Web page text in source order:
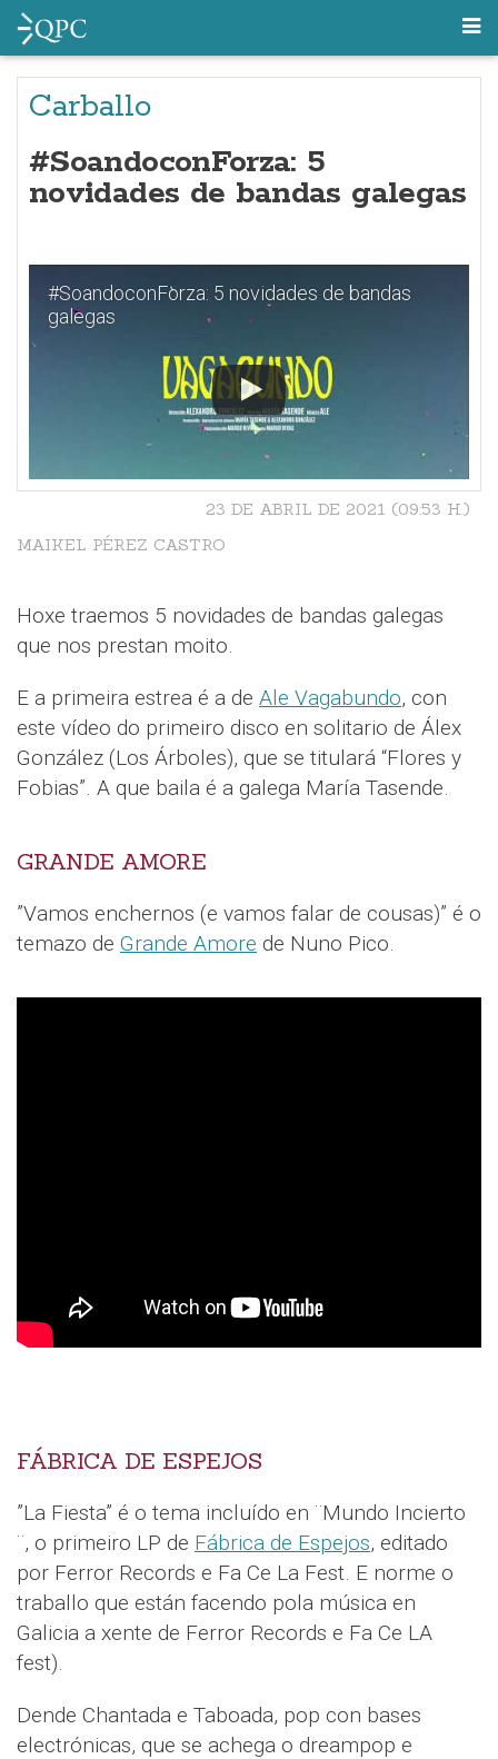
Carballo
#SoandoconForza: 5
novidades de bandas galegas
#SoandoconForza: 5 novidades de bandas
galegas
23 DE ABRIL DE 2021 (09:53 H.)
MAIKEL PÉREZ CASTRO
Hoxe traemos 5 novidades de bandas galegas
que nos prestan moito.
E a primeira estrea é a de Ale Vagabundo, con
este vídeo do primeiro disco en solitario de Álex
González (Los Árboles), que se titulará “Flores y
Fobias”. A que baila é a galega María Tasende.
GRANDE AMORE
”Vamos enchernos (e vamos falar de cousas)” é o
temazo de Grande Amore de Nuno Pico.
FÁBRICA DE ESPEJOS
”La Fiesta” é o tema incluído en ¨Mundo Incierto
¨, o primeiro LP de Fábrica de Espejos, editado
por Ferror Records e Fa Ce La Fest. E norme o
traballo que están facendo pola música en
Galicia a xente de Ferror Records e Fa Ce LA
fest).
Dende Chantada e Taboada, pop con bases
electrónicas, que se achega o dreampop e